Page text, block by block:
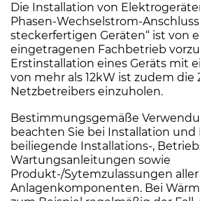
Die Installation von
Phasen-Wechselstrom-
steckerfertigen Geräten“ ist von
eingetragenen Fachbetrieb
Erstinstallation eines Geräts mit
von mehr als 12kW ist zudem
Netzbetreibers einzuholen.
Bestimmungsgemäße
beachten Sie bei Installation und
beiliegende Installations-,
Wartungsanleitungen sowie
Produkt-/Sytemzulassungen aller
Anlagenkomponenten. Bei